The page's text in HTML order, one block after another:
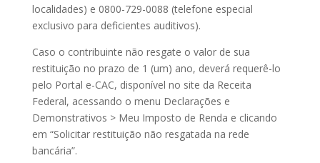
localidades) e 0800-729-0088 (telefone especial
exclusivo para deficientes auditivos).
Caso o contribuinte não resgate o valor de sua
restituição no prazo de 1 (um) ano, deverá requerê-lo
pelo Portal e-CAC, disponível no site da Receita
Federal, acessando o menu Declarações e
Demonstrativos > Meu Imposto de Renda e clicando
em “Solicitar restituição não resgatada na rede
bancária”.